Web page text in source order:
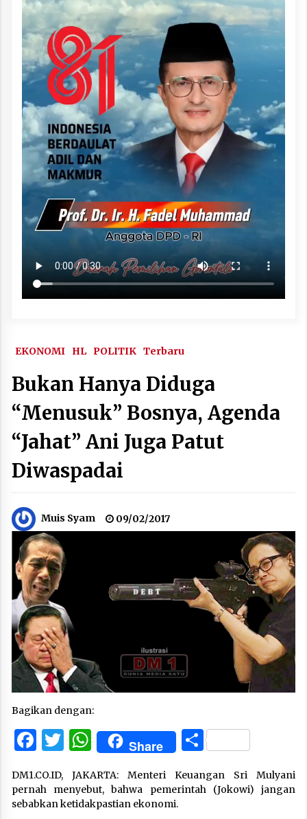
EKONOMI HL POLITIK Terbaru
Bukan Hanya Diduga
“Menusuk” Bosnya, Agenda
“Jahat” Ani Juga Patut
Diwaspadai
Muis Syam 09/02/2017
Bagikan dengan:
Facebook
Twitter
WhatsApp
Share Share
DM1.CO.ID, JAKARTA: Menteri Keuangan Sri Mulyani
pernah menyebut, bahwa pemerintah (Jokowi) jangan
sebabkan ketidakpastian ekonomi.